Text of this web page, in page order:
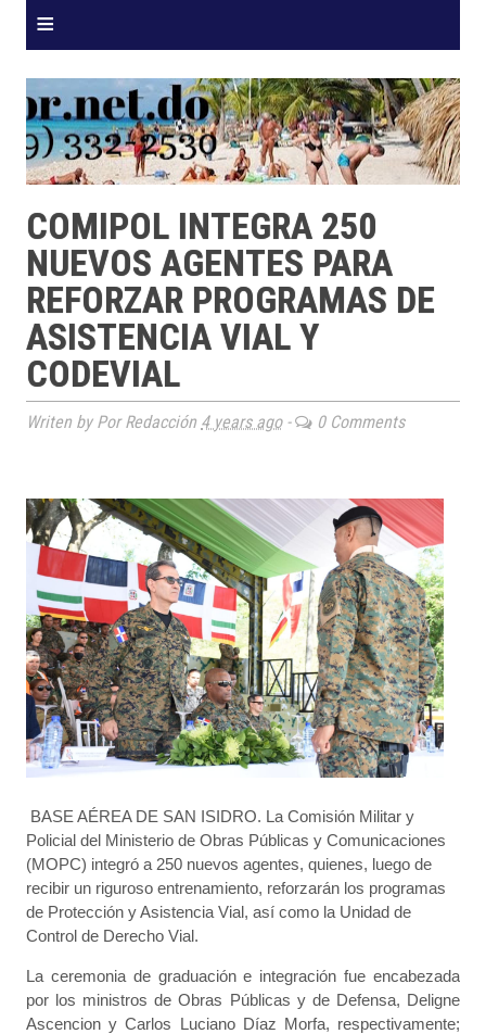
≡
COMIPOL INTEGRA 250
NUEVOS AGENTES PARA
REFORZAR PROGRAMAS DE
ASISTENCIA VIAL Y
CODEVIAL
Writen by Por Redacción 4 years ago- 0 Comments
BASE AÉREA DE SAN ISIDRO. La Comisión Militar y
Policial del Ministerio de Obras Públicas y Comunicaciones
(MOPC) integró a 250 nuevos agentes, quienes, luego de
recibir un riguroso entrenamiento, reforzarán los programas
de Protección y Asistencia Vial, así como la Unidad de
Control de Derecho Vial.
La ceremonia de graduación e integración fue encabezada
por los ministros de Obras Públicas y de Defensa, Deligne
Ascencion y Carlos Luciano Díaz Morfa, respectivamente;